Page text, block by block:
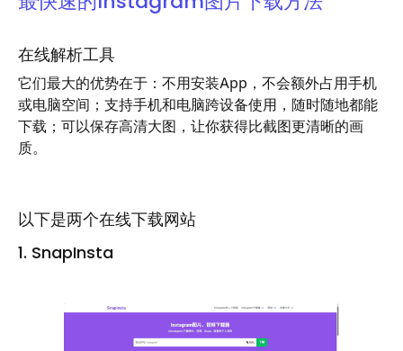
在线解析工具
它们最大的优势在于：不用安装App，不会额外占用手机
或电脑空间；支持手机和电脑跨设备使用，随时随地都能
下载；可以保存高清大图，让你获得比截图更清晰的画
质。
以下是两个在线下载网站
1. SnapInsta